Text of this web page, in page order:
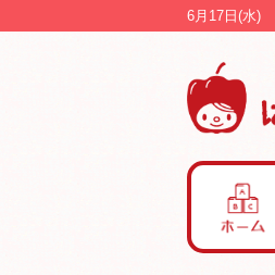
6月17日(水)